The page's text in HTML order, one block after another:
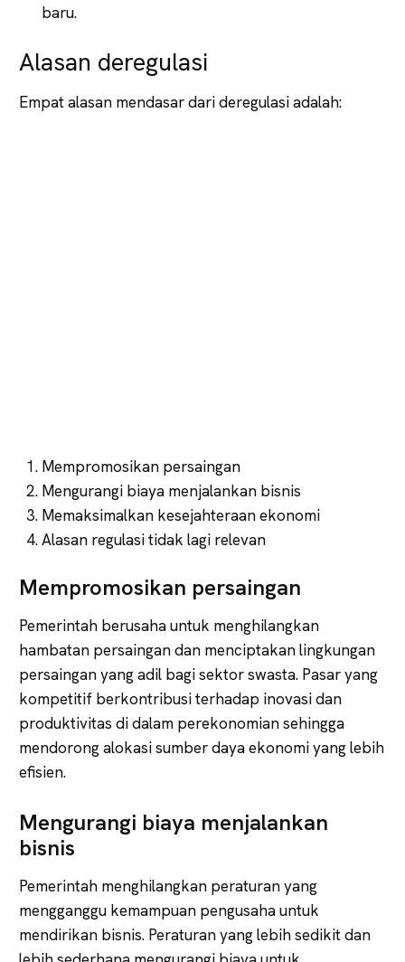
baru.
Alasan deregulasi
Empat alasan mendasar dari deregulasi adalah:
Mempromosikan persaingan
Mengurangi biaya menjalankan bisnis
Memaksimalkan kesejahteraan ekonomi
Alasan regulasi tidak lagi relevan
Mempromosikan persaingan
Pemerintah berusaha untuk menghilangkan
hambatan persaingan dan menciptakan lingkungan
persaingan yang adil bagi sektor swasta. Pasar yang
kompetitif berkontribusi terhadap inovasi dan
produktivitas di dalam perekonomian sehingga
mendorong alokasi sumber daya ekonomi yang lebih
efisien.
Mengurangi biaya menjalankan
bisnis
Pemerintah menghilangkan peraturan yang
mengganggu kemampuan pengusaha untuk
mendirikan bisnis. Peraturan yang lebih sedikit dan